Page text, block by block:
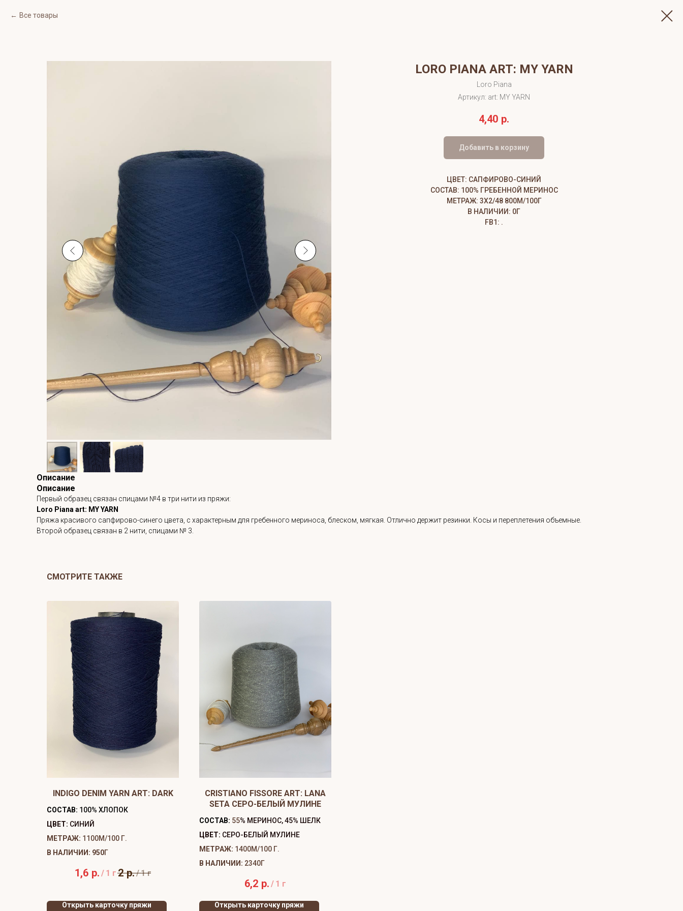
Все товары
LORO PIANA ART: MY YARN
Loro Piana
Артикул: art: MY YARN
4,40 р.
Добавить в корзину
ЦВЕТ: САПФИРОВО-СИНИЙ
СОСТАВ: 100% ГРЕБЕННОЙ МЕРИНОС
МЕТРАЖ: 3Х2/48 800М/100Г
В НАЛИЧИИ: 0Г
FB1: .
Описание
Описание
Первый образец связан спицами №4 в три нити из пряжи:
Loro Piana art: MY YARN
Пряжа красивого сапфирово-синего цвета, с характерным для гребенного мериноса, блеском, мягкая. Отлично держит резинки. Косы и переплетения объемные.
Второй образец связан в 2 нити, спицами № 3.
СМОТРИТЕ ТАКЖЕ
INDIGO DENIM YARN ART: DARK
СОСТАВ: 100% ХЛОПОК
ЦВЕТ: СИНИЙ
МЕТРАЖ: 1100М/100 Г.
В НАЛИЧИИ: 950Г
1,6 р. / 1 г2 р./1 г
Открыть карточку пряжи
CRISTIANO FISSORE ART: LANA
SETA СЕРО-БЕЛЫЙ МУЛИНЕ
СОСТАВ: 55% МЕРИНОС, 45% ШЕЛК
ЦВЕТ: СЕРО-БЕЛЫЙ МУЛИНЕ
МЕТРАЖ: 1400М/100 Г.
В НАЛИЧИИ: 2340Г
6,2 р. / 1 г
Открыть карточку пряжи